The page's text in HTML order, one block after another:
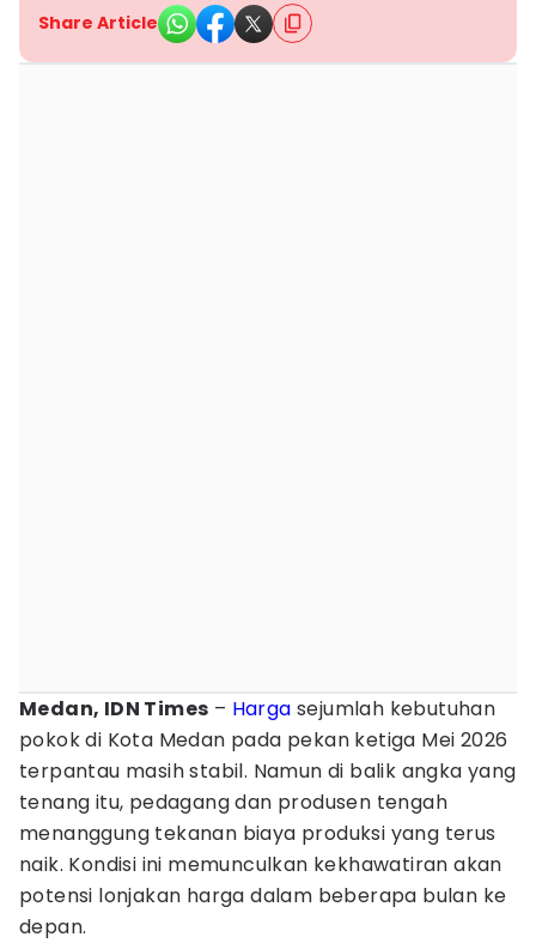
Share Article
Medan, IDN Times – Harga sejumlah kebutuhan
pokok di Kota Medan pada pekan ketiga Mei 2026
terpantau masih stabil. Namun di balik angka yang
tenang itu, pedagang dan produsen tengah
menanggung tekanan biaya produksi yang terus
naik. Kondisi ini memunculkan kekhawatiran akan
potensi lonjakan harga dalam beberapa bulan ke
depan.